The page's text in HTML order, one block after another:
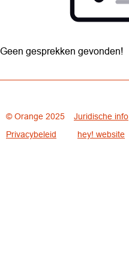
Geen gesprekken gevonden!
© Orange 2025 Juridische info
Privacybeleid
hey! website